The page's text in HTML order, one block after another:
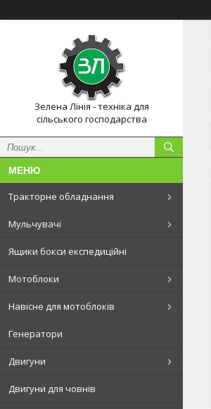
Зелена Лінія - техніка для
сільського господарства
Тракторне обладнання
Мульчувачі
Ящики бокси експедиційні
Мотоблоки
Навісне для мотоблоків
Генератори
Двигуни
Двигуни для човнів